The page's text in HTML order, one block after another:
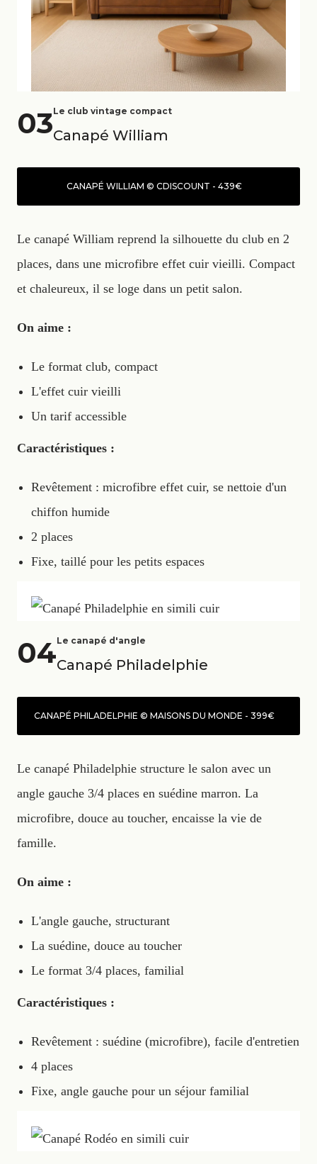
03Le club vintage compact
Canapé William
CANAPÉ WILLIAM © CDISCOUNT - 439€
Le canapé William reprend la silhouette du club en 2
places, dans une microfibre effet cuir vieilli. Compact
et chaleureux, il se loge dans un petit salon.
On aime :
Le format club, compact
L'effet cuir vieilli
Un tarif accessible
Caractéristiques :
Revêtement : microfibre effet cuir, se nettoie d'un
chiffon humide
2 places
Fixe, taillé pour les petits espaces
04Le canapé d'angle
Canapé Philadelphie
CANAPÉ PHILADELPHIE © MAISONS DU MONDE - 399€
Le canapé Philadelphie structure le salon avec un
angle gauche 3/4 places en suédine marron. La
microfibre, douce au toucher, encaisse la vie de
famille.
On aime :
L'angle gauche, structurant
La suédine, douce au toucher
Le format 3/4 places, familial
Caractéristiques :
Revêtement : suédine (microfibre), facile d'entretien
4 places
Fixe, angle gauche pour un séjour familial